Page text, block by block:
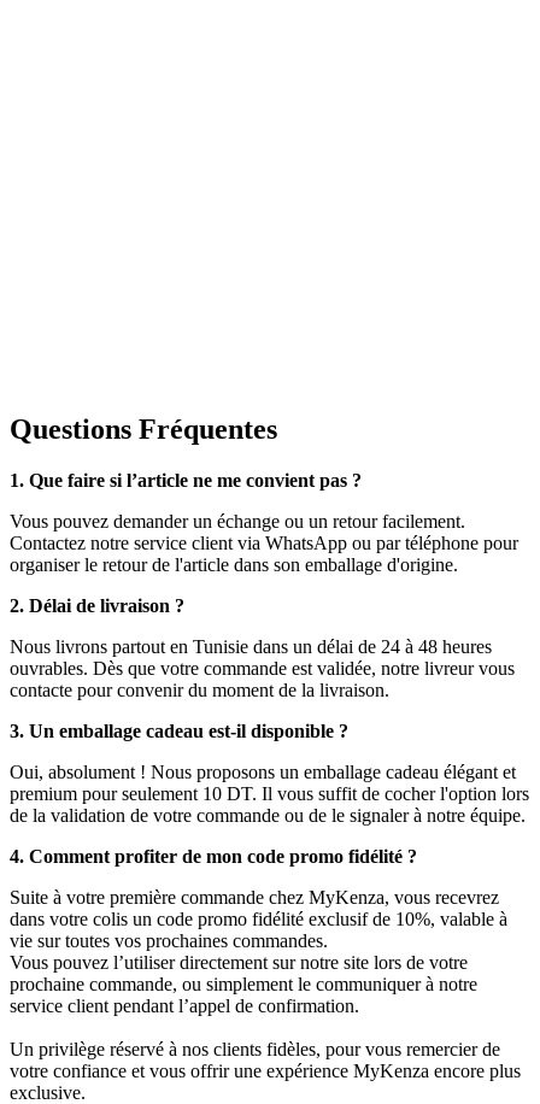
Questions Fréquentes
1. Que faire si l’article ne me convient pas ?
Vous pouvez demander un échange ou un retour facilement.
Contactez notre service client via WhatsApp ou par téléphone pour
organiser le retour de l'article dans son emballage d'origine.
2. Délai de livraison ?
Nous livrons partout en Tunisie dans un délai de 24 à 48 heures
ouvrables. Dès que votre commande est validée, notre livreur vous
contacte pour convenir du moment de la livraison.
3. Un emballage cadeau est-il disponible ?
Oui, absolument ! Nous proposons un emballage cadeau élégant et
premium pour seulement 10 DT. Il vous suffit de cocher l'option lors
de la validation de votre commande ou de le signaler à notre équipe.
4. Comment profiter de mon code promo fidélité ?
Suite à votre première commande chez MyKenza, vous recevrez
dans votre colis un code promo fidélité exclusif de 10%, valable à
vie sur toutes vos prochaines commandes.
Vous pouvez l’utiliser directement sur notre site lors de votre
prochaine commande, ou simplement le communiquer à notre
service client pendant l’appel de confirmation.
Un privilège réservé à nos clients fidèles, pour vous remercier de
votre confiance et vous offrir une expérience MyKenza encore plus
exclusive.